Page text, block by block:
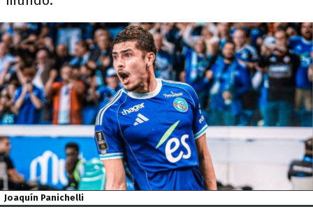
Joaquín Panichelli